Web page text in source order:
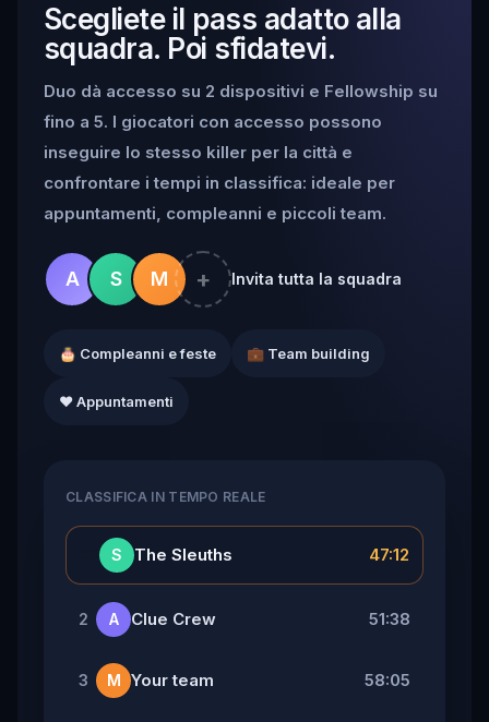
Scegliete il pass adatto alla
squadra. Poi sfidatevi.
Duo dà accesso su 2 dispositivi e Fellowship su
fino a 5. I giocatori con accesso possono
inseguire lo stesso killer per la città e
confrontare i tempi in classifica: ideale per
appuntamenti, compleanni e piccoli team.
A S M + Invita tutta la squadra
🎂 Compleanni e feste 💼 Team building
❤️ Appuntamenti
CLASSIFICA IN TEMPO REALE
S The Sleuths 47:12
2 A Clue Crew 51:38
3 M Your team 58:05